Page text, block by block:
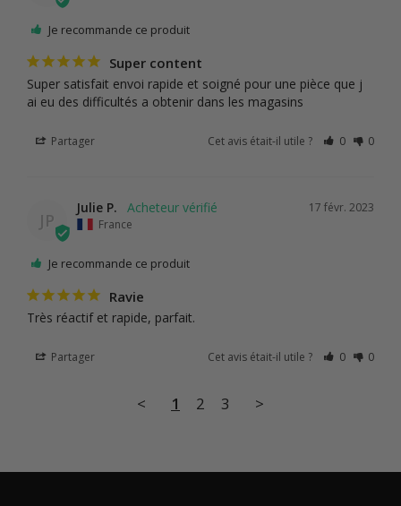
Je recommande ce produit
Super content
Super satisfait envoi rapide et soigné pour une pièce que j
ai eu des difficultés a obtenir dans les magasins
Partager Cet avis était-il utile ? 0 0
JP
17 févr. 2023
Julie P.
France
Je recommande ce produit
Ravie
Très réactif et rapide, parfait.
Partager Cet avis était-il utile ? 0 0
< 1 2 3 >